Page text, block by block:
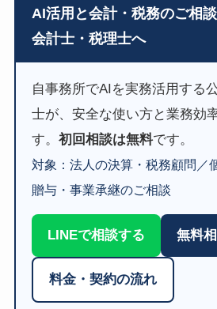
AI活用と会計・税務のご相
会計士・税理士へ
自事務所でAIを実務活用する
士が、安全な使い方と業務効
す。 初回相談は無料です。
対象：法人の決算・税務顧問／
贈与・事業承継のご相談
LINEで相談する 無料
料金・契約の流れ